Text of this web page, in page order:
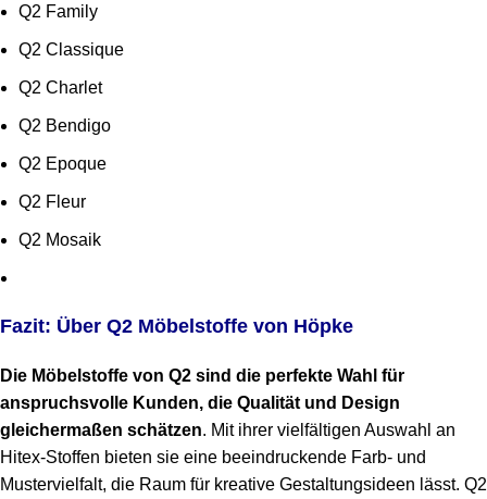
Q2 Family
Q2 Classique
Q2 Charlet
Q2 Bendigo
Q2 Epoque
Q2 Fleur
Q2 Mosaik
Fazit: Über Q2 Möbelstoffe von Höpke
Die Möbelstoffe von Q2 sind die perfekte Wahl für
anspruchsvolle Kunden, die Qualität und Design
gleichermaßen schätzen. Mit ihrer vielfältigen Auswahl an
Hitex-Stoffen bieten sie eine beeindruckende Farb- und
Mustervielfalt, die Raum für kreative Gestaltungsideen lässt. Q2